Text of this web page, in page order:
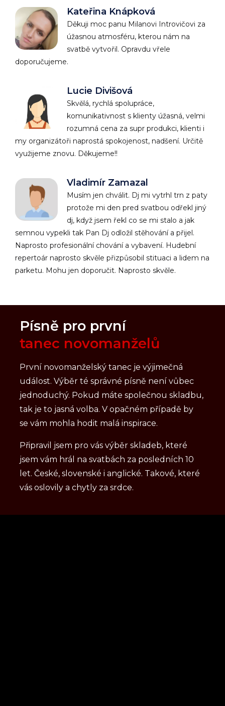
Kateřina Knápková
Děkuji moc panu Milanovi Introvičovi za
úžasnou atmosféru, kterou nám na
svatbě vytvořil. Opravdu vřele
doporučujeme.
Lucie Divišová
Skvělá, rychlá spolupráce,
komunikativnost s klienty úžasná, velmi
rozumná cena za supr produkci, klienti i
my organizátoři naprostá spokojenost, nadšení. Určitě
využijeme znovu. Děkujeme!!
Vladimír Zamazal
Musím jen chválit. Dj mi vytrhl trn z paty
protože mi den pred svatbou odřekl jiný
dj, když jsem řekl co se mi stalo a jak
semnou vypekli tak Pan Dj odložil stěhování a přijel.
Naprosto profesionální chování a vybavení. Hudební
repertoár naprosto skvěle přizpůsobil stituaci a lidem na
parketu. Mohu jen doporučit. Naprosto skvěle.
Písně pro první
tanec novomanželů
První novomanželský tanec je výjimečná
událost. Výběr té správné písně není vůbec
jednoduchý. Pokud máte společnou skladbu,
tak je to jasná volba. V opačném případě by
se vám mohla hodit malá inspirace.
Připravil jsem pro vás výběr skladeb, které
jsem vám hrál na svatbách za posledních 10
let. České, slovenské i anglické. Takové, které
vás oslovily a chytly za srdce.